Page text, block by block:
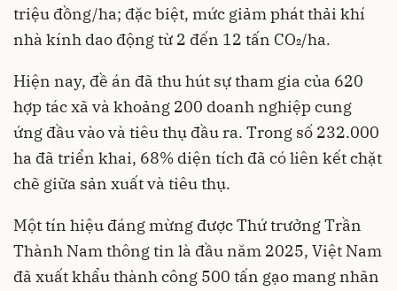
triệu đồng/ha; đặc biệt, mức giảm phát thải khí
nhà kính dao động từ 2 đến 12 tấn CO₂/ha.
Hiện nay, đề án đã thu hút sự tham gia của 620
hợp tác xã và khoảng 200 doanh nghiệp cung
ứng đầu vào và tiêu thụ đầu ra. Trong số 232.000
ha đã triển khai, 68% diện tích đã có liên kết chặt
chẽ giữa sản xuất và tiêu thụ.
Một tín hiệu đáng mừng được Thứ trưởng Trần
Thành Nam thông tin là đầu năm 2025, Việt Nam
đã xuất khẩu thành công 500 tấn gạo mang nhãn